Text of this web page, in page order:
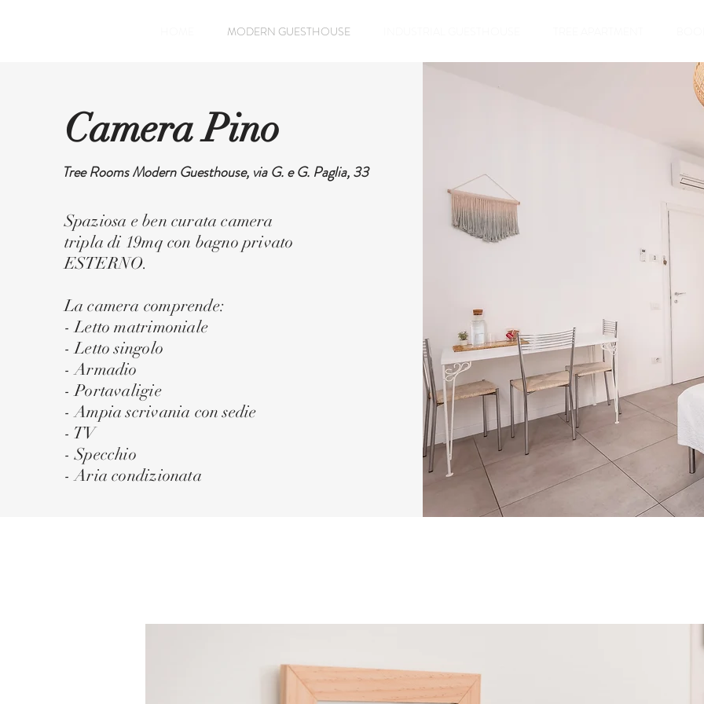
MODERN GUESTHOUSE
Camera Pino
Tree Rooms Modern Guesthouse, via G. e G. Paglia, 33
Spaziosa e ben curata camera
tripla di 19mq con bagno privato
ESTERNO.
La camera comprende:
- Letto matrimoniale
- Letto singolo
- Armadio
- Portavaligie
- Ampia scrivania con sedie
- TV
- Specchio
- Aria condizionata